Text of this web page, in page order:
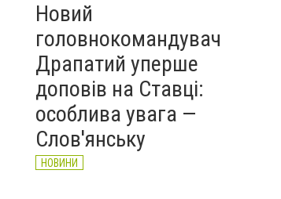
Новий
головнокомандувач
Драпатий уперше
доповів на Ставці:
особлива увага —
Слов'янську
НОВИНИ